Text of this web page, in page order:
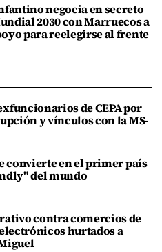
negocia en secreto
2030 con Marruecos a
para reelegirse al frente
de CEPA por
y vínculos con la MS-
convierte en el primer país
del mundo
contra comercios de
hurtados a